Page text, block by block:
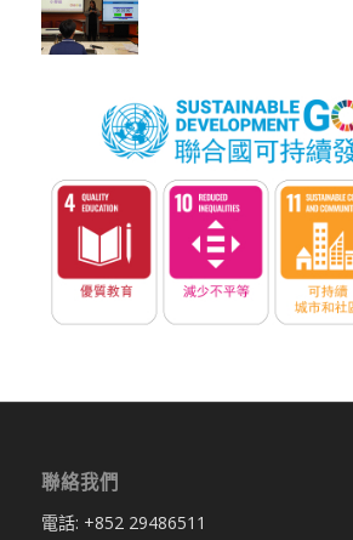
聯絡我們
電話: +852 29486511